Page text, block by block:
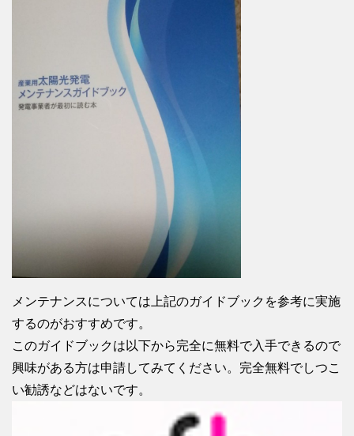
メンテナンスについては上記のガイドブックを参考に実施
するのがおすすめです。
このガイドブックは以下から完全に無料で入手できるので
興味がある方は申請してみてください。完全無料でしつこ
い勧誘などはないです。